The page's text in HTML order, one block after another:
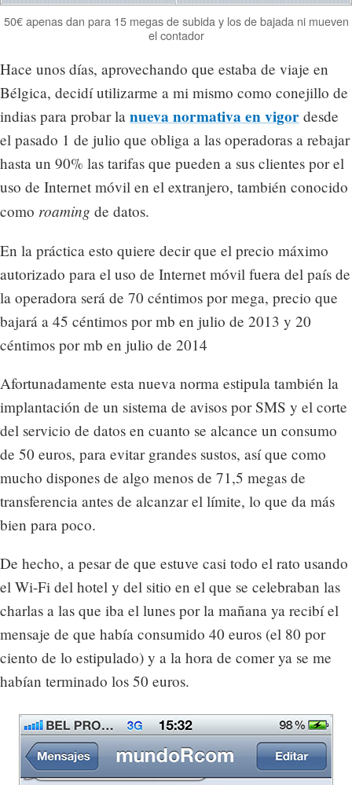
50€ apenas dan para 15 megas de subida y los de bajada ni mueven
el contador
Hace unos días, aprovechando que estaba de viaje en
Bélgica, decidí utilizarme a mi mismo como conejillo de
indias para probar la nueva normativa en vigor desde
el pasado 1 de julio que obliga a las operadoras a rebajar
hasta un 90% las tarifas que pueden a sus clientes por el
uso de Internet móvil en el extranjero, también conocido
como roaming de datos.
En la práctica esto quiere decir que el precio máximo
autorizado para el uso de Internet móvil fuera del país de
la operadora será de 70 céntimos por mega, precio que
bajará a 45 céntimos por mb en julio de 2013 y 20
céntimos por mb en julio de 2014
Afortunadamente esta nueva norma estipula también la
implantación de un sistema de avisos por SMS y el corte
del servicio de datos en cuanto se alcance un consumo
de 50 euros, para evitar grandes sustos, así que como
mucho dispones de algo menos de 71,5 megas de
transferencia antes de alcanzar el límite, lo que da más
bien para poco.
De hecho, a pesar de que estuve casi todo el rato usando
el Wi-Fi del hotel y del sitio en el que se celebraban las
charlas a las que iba el lunes por la mañana ya recibí el
mensaje de que había consumido 40 euros (el 80 por
ciento de lo estipulado) y a la hora de comer ya se me
habían terminado los 50 euros.